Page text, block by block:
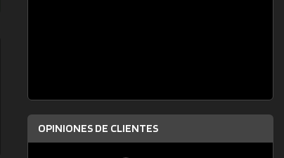
OPINIONES DE CLIENTES